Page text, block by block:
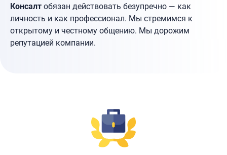
Консалт обязан действовать безупречно — как
личность и как профессионал. Мы стремимся к
открытому и честному общению. Мы дорожим
репутацией компании.